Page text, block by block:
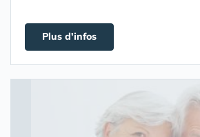
Plus d'infos